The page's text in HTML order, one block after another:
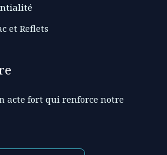
et Reflets
acte fort qui renforce notre